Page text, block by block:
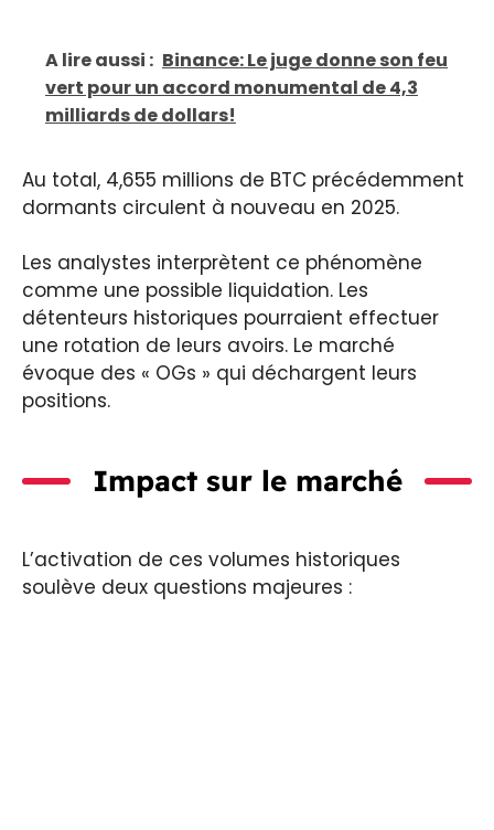
A lire aussi : Binance: Le juge donne son feu
vert pour un accord monumental de 4,3
milliards de dollars!
Au total, 4,655 millions de BTC précédemment
dormants circulent à nouveau en 2025.
Les analystes interprètent ce phénomène
comme une possible liquidation. Les
détenteurs historiques pourraient effectuer
une rotation de leurs avoirs. Le marché
évoque des « OGs » qui déchargent leurs
positions.
Impact sur le marché
L’activation de ces volumes historiques
soulève deux questions majeures :